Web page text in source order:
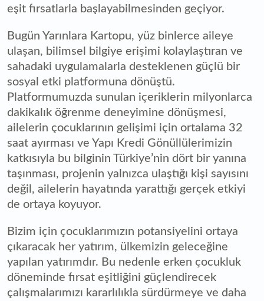
eşit fırsatlarla başlayabilmesinden geçiyor.
Bugün Yarınlara Kartopu, yüz binlerce aileye
ulaşan, bilimsel bilgiye erişimi kolaylaştıran ve
sahadaki uygulamalarla desteklenen güçlü bir
sosyal etki platformuna dönüştü.
Platformumuzda sunulan içeriklerin milyonlarca
dakikalık öğrenme deneyimine dönüşmesi,
ailelerin çocuklarının gelişimi için ortalama 32
saat ayırması ve Yapı Kredi Gönüllülerimizin
katkısıyla bu bilginin Türkiye’nin dört bir yanına
taşınması, projenin yalnızca ulaştığı kişi sayısını
değil, ailelerin hayatında yarattığı gerçek etkiyi
de ortaya koyuyor.
Bizim için çocuklarımızın potansiyelini ortaya
çıkaracak her yatırım, ülkemizin geleceğine
yapılan yatırımdır. Bu nedenle erken çocukluk
döneminde fırsat eşitliğini güçlendirecek
çalışmalarımızı kararlılıkla sürdürmeye ve daha